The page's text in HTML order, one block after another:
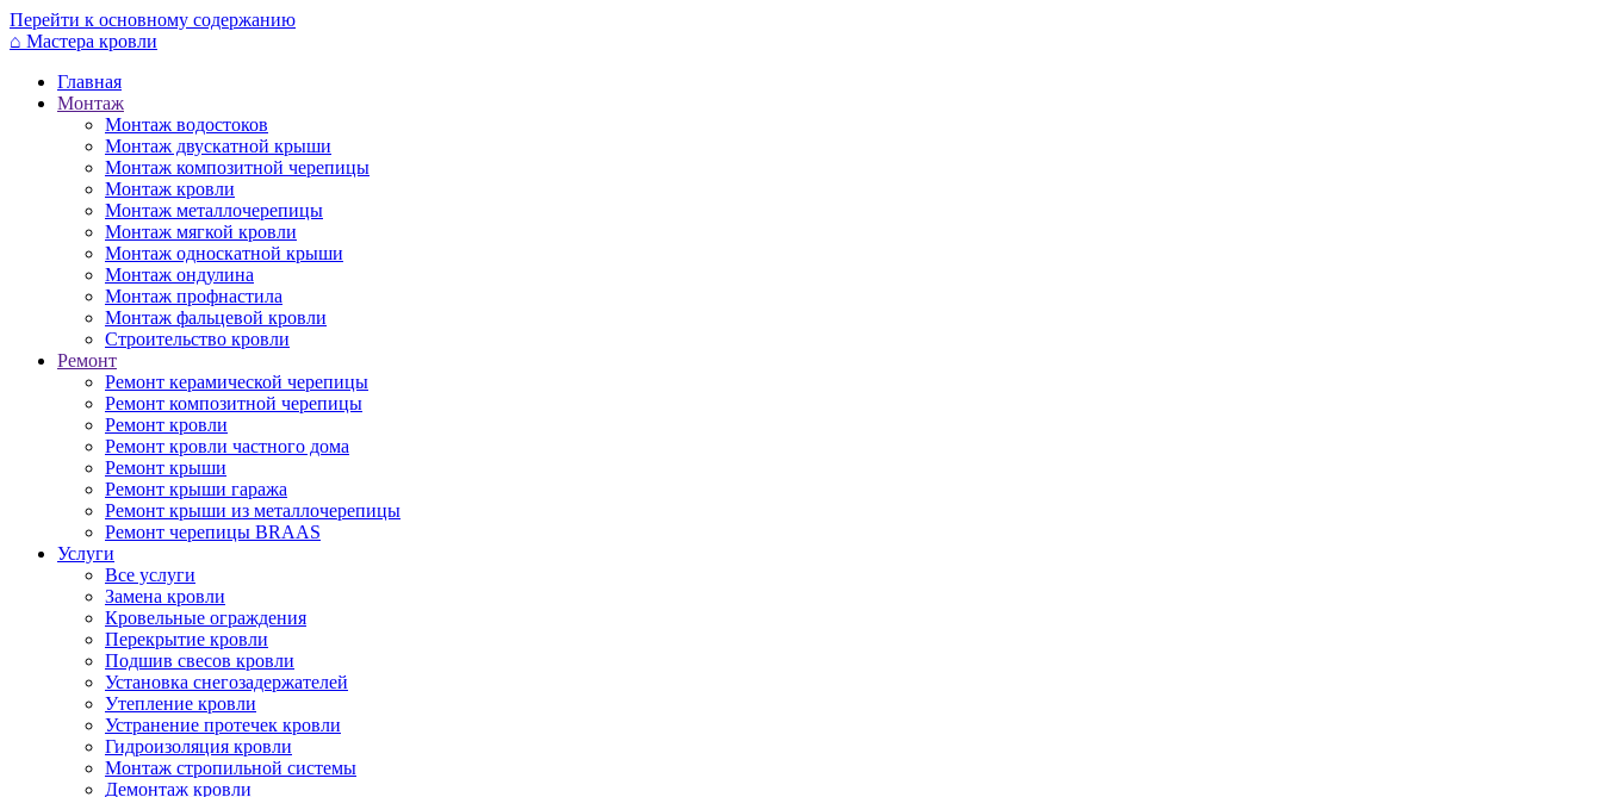
Перейти к основному содержанию
⌂ Мастера кровли
Главная
Монтаж
Монтаж водостоков
Монтаж двускатной крыши
Монтаж композитной черепицы
Монтаж кровли
Монтаж металлочерепицы
Монтаж мягкой кровли
Монтаж односкатной крыши
Монтаж ондулина
Монтаж профнастила
Монтаж фальцевой кровли
Строительство кровли
Ремонт
Ремонт керамической черепицы
Ремонт композитной черепицы
Ремонт кровли
Ремонт кровли частного дома
Ремонт крыши
Ремонт крыши гаража
Ремонт крыши из металлочерепицы
Ремонт черепицы BRAAS
Услуги
Все услуги
Замена кровли
Кровельные ограждения
Перекрытие кровли
Подшив свесов кровли
Установка снегозадержателей
Утепление кровли
Устранение протечек кровли
Гидроизоляция кровли
Монтаж стропильной системы
Демонтаж кровли